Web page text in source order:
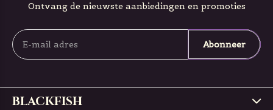
Ontvang de nieuwste aanbiedingen en promoties
Abonneer
BLACKFISH